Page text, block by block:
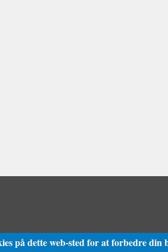
på dette web-sted for at forbedre din